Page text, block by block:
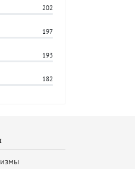
202
197
193
182